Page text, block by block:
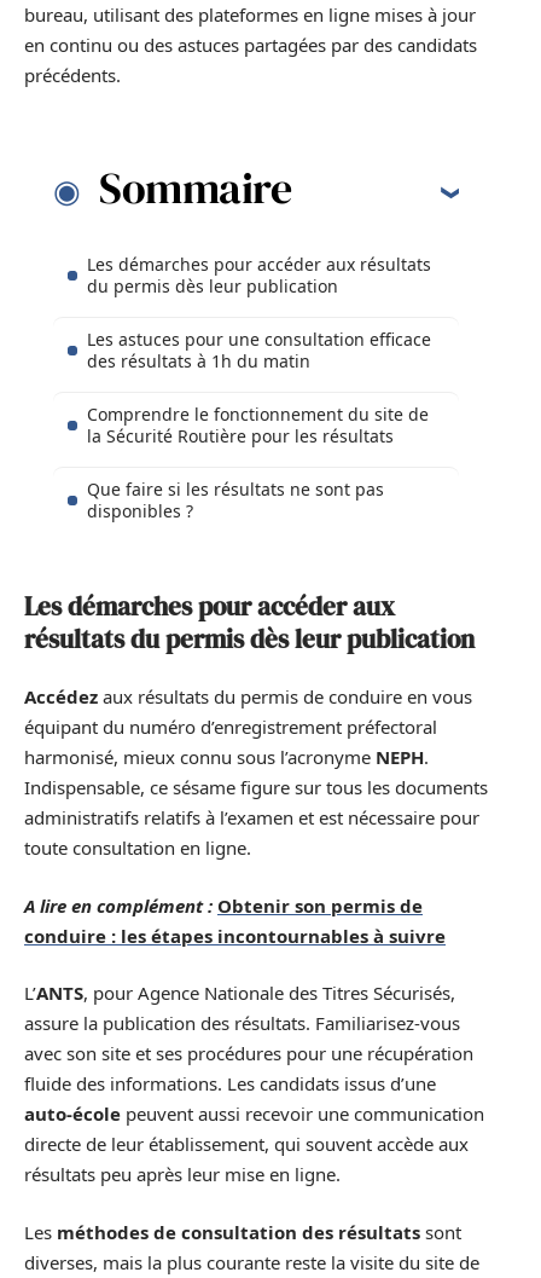
bureau, utilisant des plateformes en ligne mises à jour
en continu ou des astuces partagées par des candidats
précédents.
Sommaire
Les démarches pour accéder aux résultats
du permis dès leur publication
Les astuces pour une consultation efficace
des résultats à 1h du matin
Comprendre le fonctionnement du site de
la Sécurité Routière pour les résultats
Que faire si les résultats ne sont pas
disponibles ?
Les démarches pour accéder aux
résultats du permis dès leur publication
Accédez aux résultats du permis de conduire en vous
équipant du numéro d’enregistrement préfectoral
harmonisé, mieux connu sous l’acronyme NEPH.
Indispensable, ce sésame figure sur tous les documents
administratifs relatifs à l’examen et est nécessaire pour
toute consultation en ligne.
A lire en complément : Obtenir son permis de
conduire : les étapes incontournables à suivre
L’ANTS, pour Agence Nationale des Titres Sécurisés,
assure la publication des résultats. Familiarisez-vous
avec son site et ses procédures pour une récupération
fluide des informations. Les candidats issus d’une
auto-école peuvent aussi recevoir une communication
directe de leur établissement, qui souvent accède aux
résultats peu après leur mise en ligne.
Les méthodes de consultation des résultats sont
diverses, mais la plus courante reste la visite du site de